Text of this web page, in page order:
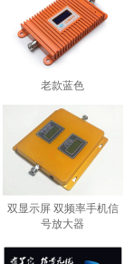
老款蓝色
双显示屏 双频率手机信
号放大器